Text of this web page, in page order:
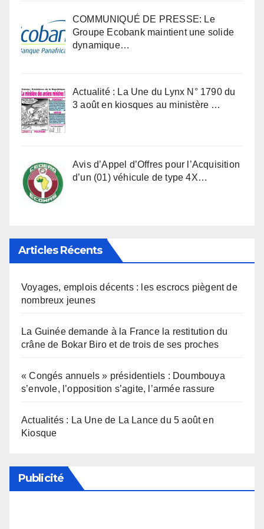
COMMUNIQUÉ DE PRESSE: Le
Groupe Ecobank maintient une solide
dynamique…
Actualité : La Une du Lynx N° 1790 du
3 août en kiosques au ministère …
Avis d’Appel d’Offres pour l’Acquisition
d’un (01) véhicule de type 4X…
Articles Récents
Voyages, emplois décents : les escrocs piègent de
nombreux jeunes
La Guinée demande à la France la restitution du
crâne de Bokar Biro et de trois de ses proches
« Congés annuels » présidentiels : Doumbouya
s’envole, l’opposition s’agite, l’armée rassure
Actualités : La Une de La Lance du 5 août en
Kiosque
Publicité